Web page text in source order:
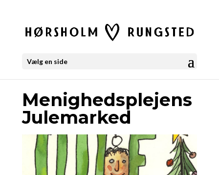
Vælg en side
Menighedsplejens
Julemarked